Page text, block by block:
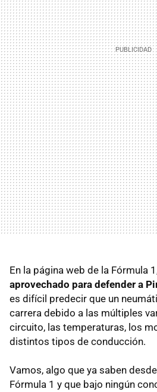
En la página web de la Fórmula
aprovechado para defender a
es difícil predecir que un
carrera debido a las múltiples
circuito, las temperaturas, los
distintos tipos de conducción.
Vamos, algo que ya saben
Fórmula 1 y que bajo ningún